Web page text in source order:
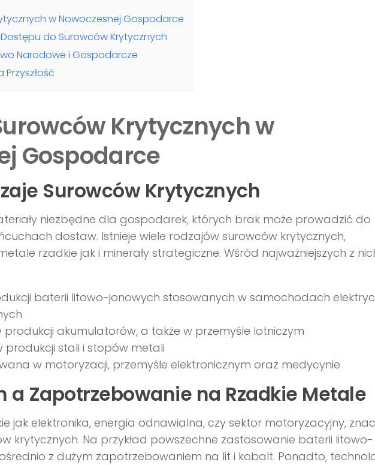
w Nowoczesnej Gospodarce
do Surowców Krytycznych
Narodowe i Gospodarcze
Krytycznych w
Gospodarce
Surowców Krytycznych
niezbędne dla gospodarek, których brak może prowadzić do
dostaw. Istnieje wiele rodzajów surowców krytycznych,
rzadkie jak i minerały strategiczne. Wśród najważniejszych z
baterii litowo-jonowych stosowanych w samochodach
produkcji akumulatorów, a także w przemyśle lotniczym
produkcji stali i stopów metali
w motoryzacji, przemyśle elektronicznym oraz medycynie
a Zapotrzebowanie na Rzadkie Metale
jak elektronika, energia odnawialna, czy sektor motoryzacyjny,
krytycznych. Na przykład powszechne zastosowanie baterii litowo-
z dużym zapotrzebowaniem na lit i kobalt. Ponadto,